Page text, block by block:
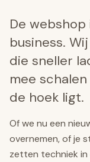
De
business.
die sneller
mee
de hoek ligt.
Of we nu een
overnemen, of je
zetten techniek